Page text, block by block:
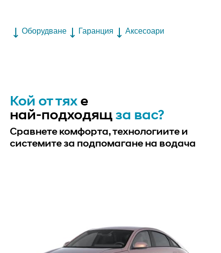
Оборудване Гаранция Аксесоари
Кой от тях е
най-подходящза вас?
Сравнете комфорта, технологиите и
системите за подпомагане на водача